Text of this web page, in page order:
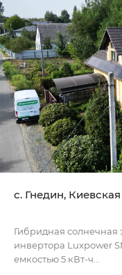
с. Гнедин,
Гибридная солнечная
инвертора Luxpower
емкостью 5 кВт-ч...